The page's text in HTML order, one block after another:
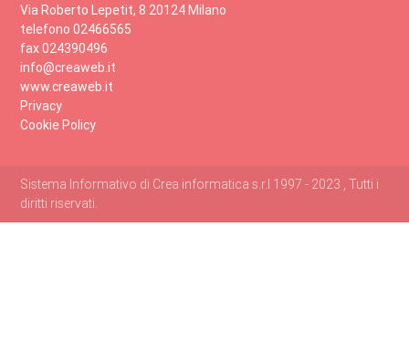
Via Roberto Lepetit, 8 20124 Milano
telefono 02466565
fax 024390496
info@creaweb.it
www.creaweb.it
Privacy
Cookie Policy
Sistema Informativo di Crea informatica s.r.l 1997 - 2023 , Tutti i
diritti riservati.